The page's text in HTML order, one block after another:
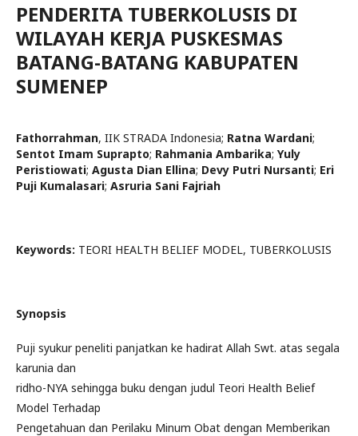
PENDERITA TUBERKOLUSIS DI
WILAYAH KERJA PUSKESMAS
BATANG-BATANG KABUPATEN
SUMENEP
Fathorrahman, IIK STRADA Indonesia; Ratna Wardani;
Sentot Imam Suprapto; Rahmania Ambarika; Yuly
Peristiowati; Agusta Dian Ellina; Devy Putri Nursanti; Eri
Puji Kumalasari; Asruria Sani Fajriah
Keywords: TEORI HEALTH BELIEF MODEL, TUBERKOLUSIS
Synopsis
Puji syukur peneliti panjatkan ke hadirat Allah Swt. atas segala
karunia dan
ridho-NYA sehingga buku dengan judul Teori Health Belief
Model Terhadap
Pengetahuan dan Perilaku Minum Obat dengan Memberikan